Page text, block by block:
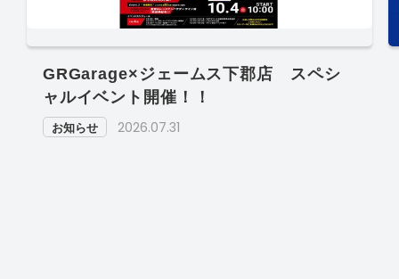
GRGarage×ジェームス下郡店 スペシ
ャルイベント開催！！
お知らせ 2026.07.31